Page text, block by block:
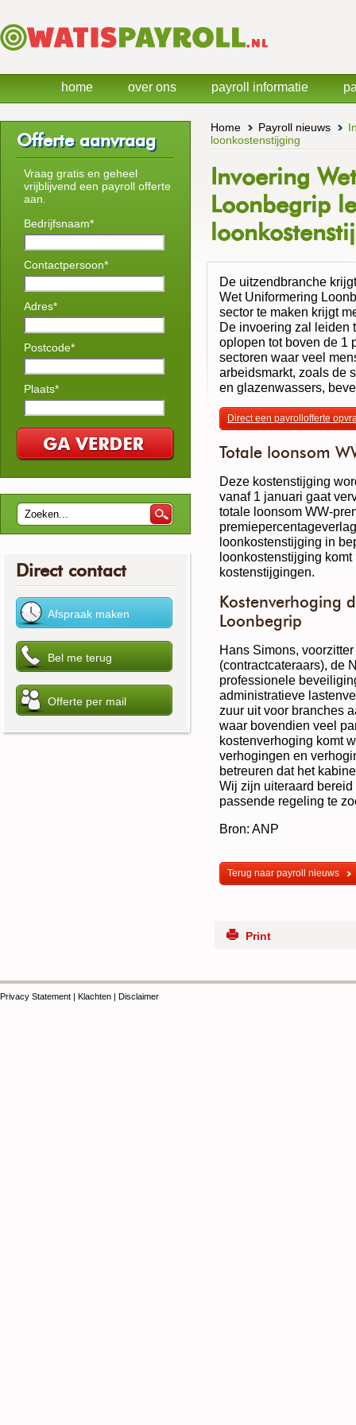
Home Payroll nieuws
loonkostenstijging
Invoering
Loonbegrip
De uitzendbranche
Wet Uniformering
sector te maken krijgt
De invoering zal leiden
oplopen tot boven de 1
sectoren waar veel
arbeidsmarkt, zoals de
en glazenwassers,
Direct een payrollofferte
Totale loonsom
Deze kostenstijging
vanaf 1 januari gaat
totale loonsom WW-
loonkostenstijging in
loonkostenstijging
kostenstijgingen.
Kostenverhoging
Loonbegrip
Hans Simons,
(contractcateraars), de
professionele
administratieve
zuur uit voor branches
waar bovendien veel
kostenverhoging komt
verhogingen en
betreuren dat het
Wij zijn uiteraard
passende regeling te
Bron: ANP
Terug naar payroll nieuws
Print
Offerte aanvraag
Vraag gratis en geheel
vrijblijvend een payroll offerte
aan.
Bedrijfsnaam*
Contactpersoon*
Adres*
Postcode*
Plaats*
Direct contact
Privacy Statement | Klachten | Disclaimer
home over ons payroll informatie